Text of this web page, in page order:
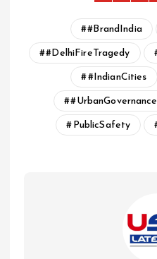
#BrandIndia
#DelhiFireTragedy
#IndianCities
#UrbanGovernance
PublicSafety